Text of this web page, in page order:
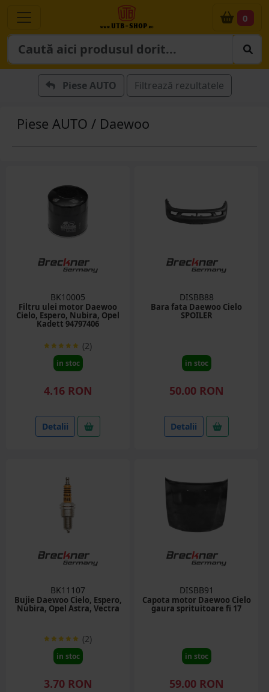
0
Piese AUTO Filtrează rezultatele
Piese AUTO / Daewoo
BK10005
Filtru ulei motor Daewoo
Cielo, Espero, Nubira, Opel
Kadett 94797406
(2)
in stoc
4.16 RON
Detalii
DISBB88
Bara fata Daewoo Cielo
SPOILER
in stoc
50.00 RON
Detalii
BK11107
Bujie Daewoo Cielo, Espero,
Nubira, Opel Astra, Vectra
(2)
in stoc
3.70 RON
DISBB91
Capota motor Daewoo Cielo
gaura sprituitoare fi 17
in stoc
59.00 RON